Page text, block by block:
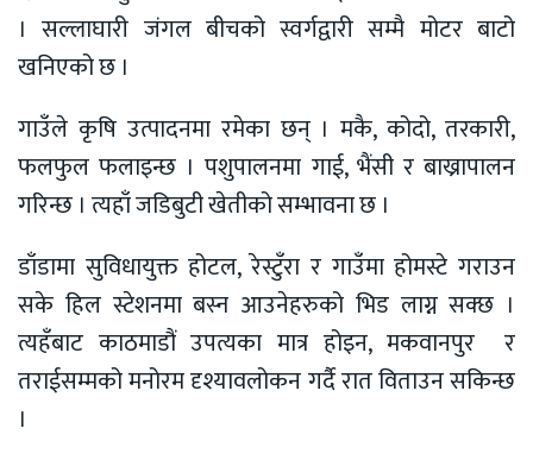
। सल्लाघारी जंगल बीचको स्वर्गद्वारी सम्मै मोटर बाटो
खनिएको छ ।
गाउँले कृषि उत्पादनमा रमेका छन् । मकै, कोदो, तरकारी,
फलफुल फलाइन्छ । पशुपालनमा गाई, भैंसी र बाख्रापालन
गरिन्छ । त्यहाँ जडिबुटी खेतीको सम्भावना छ ।
डाँडामा सुविधायुक्त होटल, रेस्टुँरा र गाउँमा होमस्टे गराउन
सके हिल स्टेशनमा बस्न आउनेहरुको भिड लाग्न सक्छ ।
त्यहँबाट काठमाडौं उपत्यका मात्र होइन, मकवानपुर र
तराईसम्मको मनोरम दृश्यावलोकन गर्दै रात विताउन सकिन्छ
।